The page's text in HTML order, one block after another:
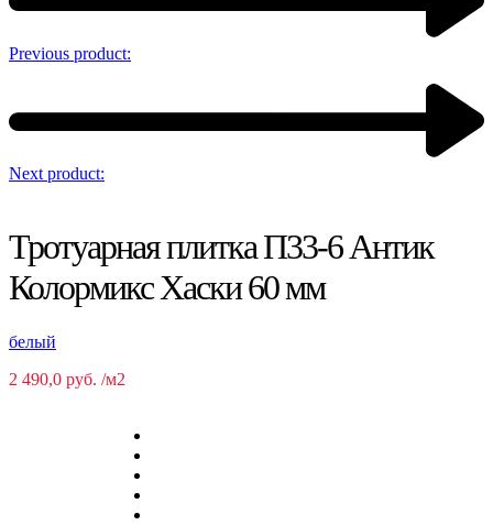
Previous product:
Next product:
Тротуарная плитка П33-6 Антик
Колормикс Хаски 60 мм
белый
2 490,0 руб. /м2